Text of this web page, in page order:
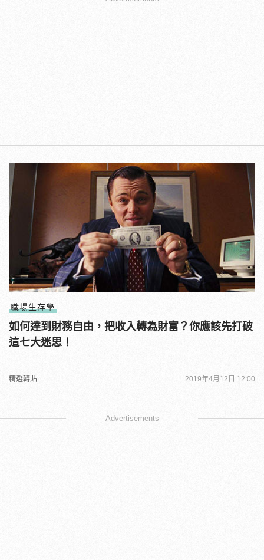
職場生存學
如何達到財務自由，把收入轉為財富？你應該先打破
這七大迷思！
精選轉貼 2019年4月12日 12:00
Advertisements